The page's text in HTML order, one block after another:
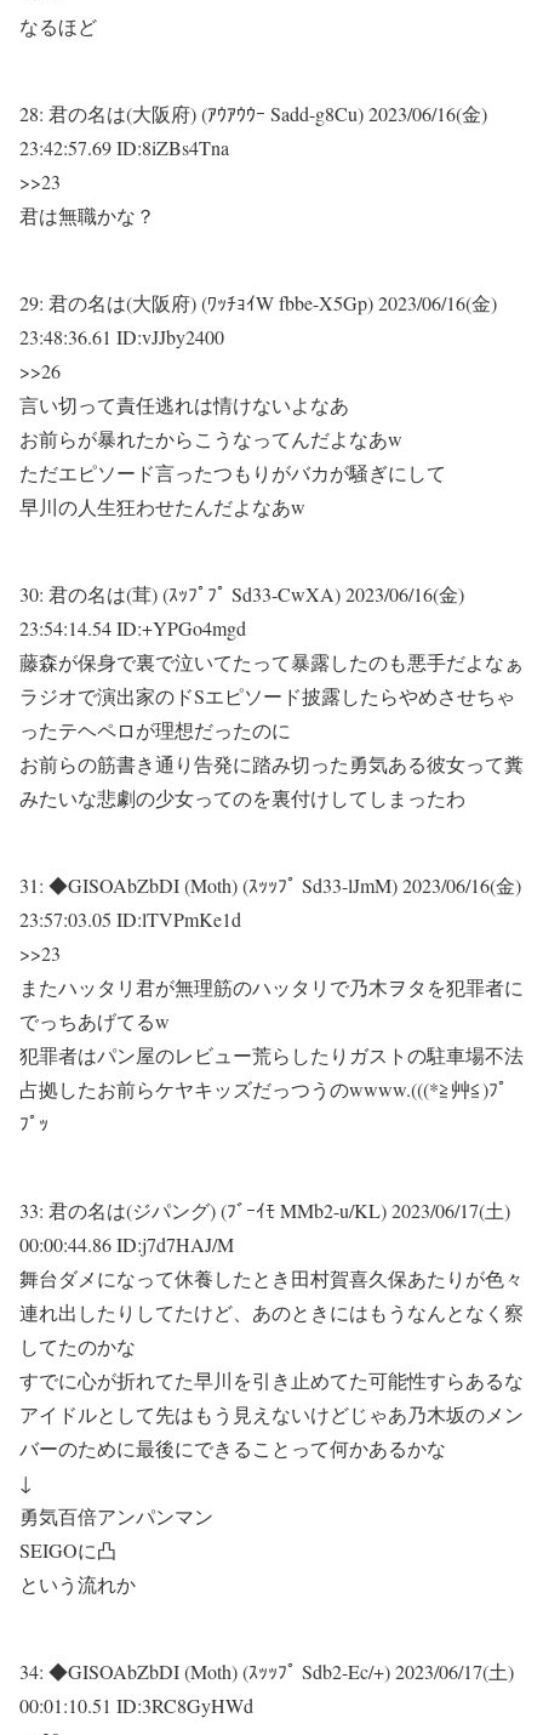
なるほど
28: 君の名は(大阪府) (ｱｳｱｳｳｰ Sadd-g8Cu)2023/06/16(金)
23:42:57.69 ID:8iZBs4Tna
>>23
君は無職かな？
29: 君の名は(大阪府) (ﾜｯﾁｮｲW fbbe-X5Gp)2023/06/16(金)
23:48:36.61 ID:vJJby2400
>>26
言い切って責任逃れは情けないよなあ
お前らが暴れたからこうなってんだよなあw
ただエピソード言ったつもりがバカが騒ぎにして
早川の人生狂わせたんだよなあw
30: 君の名は(茸) (ｽｯﾌﾟﾌﾟ Sd33-CwXA)2023/06/16(金)
23:54:14.54 ID:+YPGo4mgd
藤森が保身で裏で泣いてたって暴露したのも悪手だよなぁ
ラジオで演出家のドSエピソード披露したらやめさせちゃ
ったテヘペロが理想だったのに
お前らの筋書き通り告発に踏み切った勇気ある彼女って糞
みたいな悲劇の少女ってのを裏付けしてしまったわ
31: ◆GISOAbZbDI (Moth) (ｽｯｯﾌﾟ Sd33-lJmM)2023/06/16(金)
23:57:03.05 ID:lTVPmKe1d
>>23
またハッタリ君が無理筋のハッタリで乃木ヲタを犯罪者に
でっちあげてるw
犯罪者はパン屋のレビュー荒らしたりガストの駐車場不法
占拠したお前らケヤキッズだっつうのwwww.(((*≧艸≦)ﾌﾟ
ﾌﾟｯ
33: 君の名は(ジパング) (ﾌﾞｰｲﾓ MMb2-u/KL)2023/06/17(土)
00:00:44.86 ID:j7d7HAJ/M
舞台ダメになって休養したとき田村賀喜久保あたりが色々
連れ出したりしてたけど、あのときにはもうなんとなく察
してたのかな
すでに心が折れてた早川を引き止めてた可能性すらあるな
アイドルとして先はもう見えないけどじゃあ乃木坂のメン
バーのために最後にできることって何かあるかな
↓
勇気百倍アンパンマン
SEIGOに凸
という流れか
34: ◆GISOAbZbDI (Moth) (ｽｯｯﾌﾟ Sdb2-Ec/+)2023/06/17(土)
00:01:10.51 ID:3RC8GyHWd